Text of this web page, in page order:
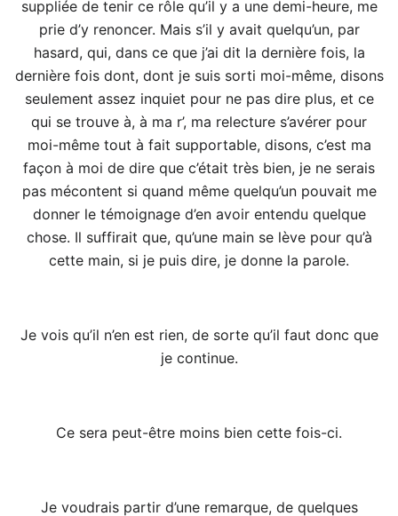
suppliée de tenir ce rôle qu’il y a une demi-heure, me
prie d’y renoncer. Mais s’il y avait quelqu’un, par
hasard, qui, dans ce que j’ai dit la dernière fois, la
dernière fois dont, dont je suis sorti moi-même, disons
seulement assez inquiet pour ne pas dire plus, et ce
qui se trouve à, à ma r’, ma relecture s’avérer pour
moi-même tout à fait supportable, disons, c’est ma
façon à moi de dire que c’était très bien, je ne serais
pas mécontent si quand même quelqu’un pouvait me
donner le témoignage d’en avoir entendu quelque
chose. Il suffirait que, qu’une main se lève pour qu’à
cette main, si je puis dire, je donne la parole.
Je vois qu’il n’en est rien, de sorte qu’il faut donc que
je continue.
Ce sera peut-être moins bien cette fois-ci.
Je voudrais partir d’une remarque, de quelques